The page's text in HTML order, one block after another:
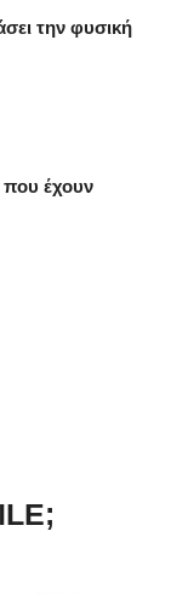
την φυσική
που έχουν